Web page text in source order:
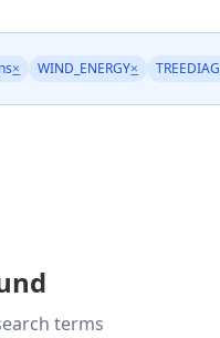
× WIND_ENERGY× TREEDIAG
terms